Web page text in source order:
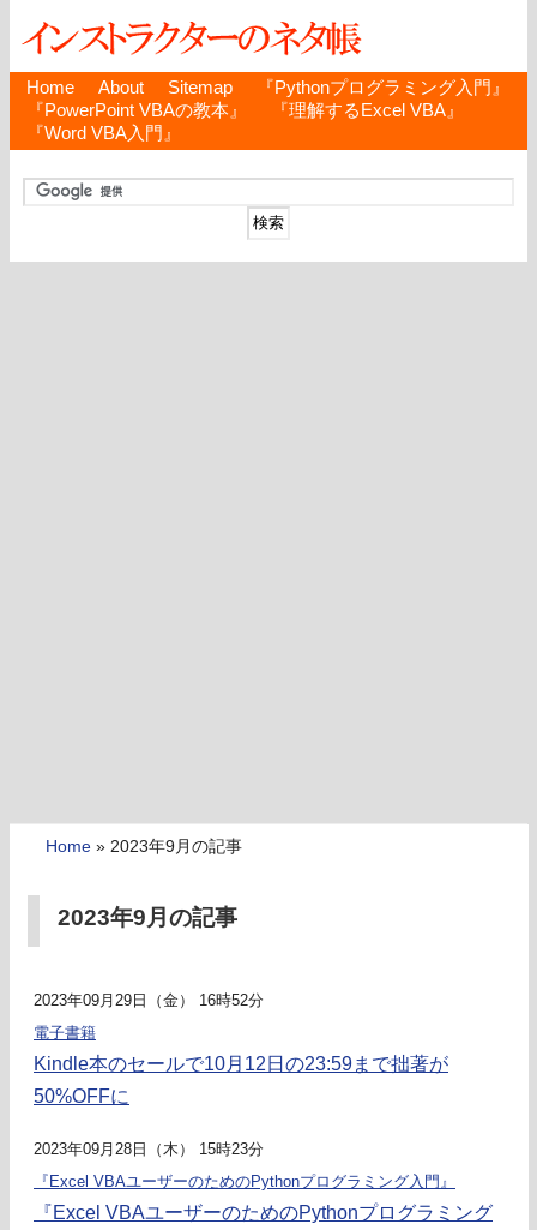
Home About Sitemap
『Pythonプログラミング入門』
『PowerPoint VBAの教本』
『理解するExcel VBA』
『Word VBA入門』
Home » 2023年9月の記事
2023年9月の記事
2023年09月29日（金） 16時52分
電子書籍
Kindle本のセールで10月12日の23:59まで拙著が
50%OFFに
2023年09月28日（木） 15時23分
『Excel VBAユーザーのためのPythonプログラミング入門』
『Excel VBAユーザーのためのPythonプログラミング